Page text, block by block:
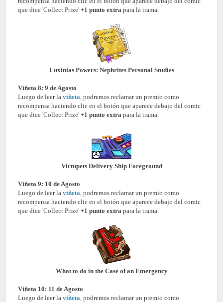
que dice 'Collect Prize' +1 punto extra para la trama.
Luxinias Powers: Nephrites Personal Studies
Viñeta 8: 9 de Agosto
Luego de leer la viñeta , podremos reclamar un premio como
recompensa haciendo clic en el botón que aparece debajo del comic
que dice 'Collect Prize' +1 punto extra para la trama.
Virtupets Delivery Ship Foreground
Viñeta 9: 10 de Agosto
Luego de leer la viñeta , podremos reclamar un premio como
recompensa haciendo clic en el botón que aparece debajo del comic
que dice 'Collect Prize' +1 punto extra para la trama.
What to do in the Case of an Emergency
Viñeta 10: 11 de Agosto
Luego de leer la viñeta , podremos reclamar un premio como